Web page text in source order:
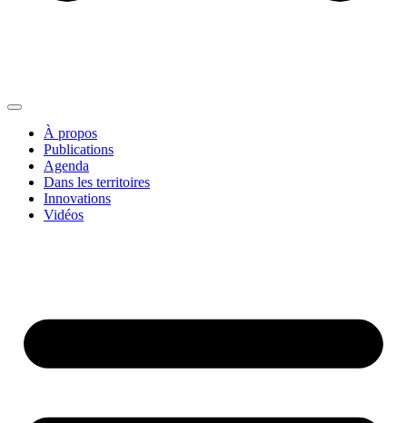
À propos
Publications
Agenda
Dans les territoires
Innovations
Vidéos